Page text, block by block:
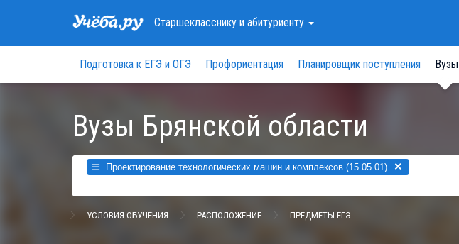
Старшеклассникуи абитуриенту
Подготовка к ЕГЭ и ОГЭ Профориентация Планировщик поступления Вузы
Вузы Брянской области
Проектирование технологических машин и комплексов (15.05.01) ×
УСЛОВИЯ ОБУЧЕНИЯ РАСПОЛОЖЕНИЕ ПРЕДМЕТЫ ЕГЭ